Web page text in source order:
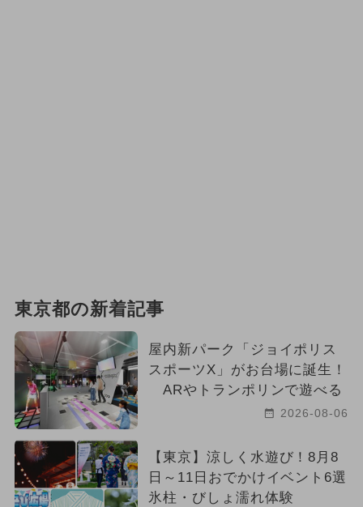
東京都の新着記事
屋内新パーク「ジョイポリス
スポーツX」がお台場に誕生！
ARやトランポリンで遊べる
2026-08-06
【東京】涼しく水遊び！8月8
日～11日おでかけイベント6選
氷柱・びしょ濡れ体験